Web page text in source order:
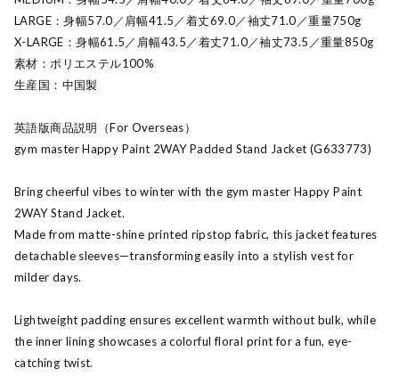
LARGE：身幅57.0／肩幅41.5／着丈69.0／袖丈71.0／重量750g
X-LARGE：身幅61.5／肩幅43.5／着丈71.0／袖丈73.5／重量850g
素材：ポリエステル100%
生産国：中国製
英語版商品説明（For Overseas）
gym master Happy Paint 2WAY Padded Stand Jacket (G633773)
Bring cheerful vibes to winter with the gym master Happy Paint
2WAY Stand Jacket.
Made from matte-shine printed ripstop fabric, this jacket features
detachable sleeves—transforming easily into a stylish vest for
milder days.
Lightweight padding ensures excellent warmth without bulk, while
the inner lining showcases a colorful floral print for a fun, eye-
catching twist.